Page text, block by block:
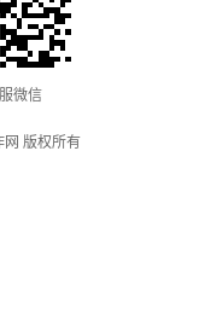
微信
版权所有